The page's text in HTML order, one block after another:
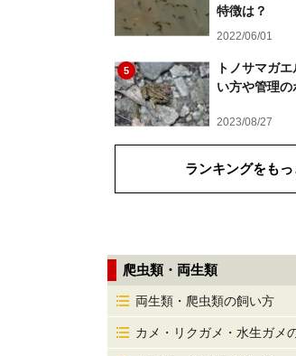
特徴は？
2022/06/01
5
トノサマガ
い方や管理の
2023/08/27
ランキングをも
爬虫類・両生類
両生類・爬虫類の飼い方
カメ・リクガメ・水生ガメ